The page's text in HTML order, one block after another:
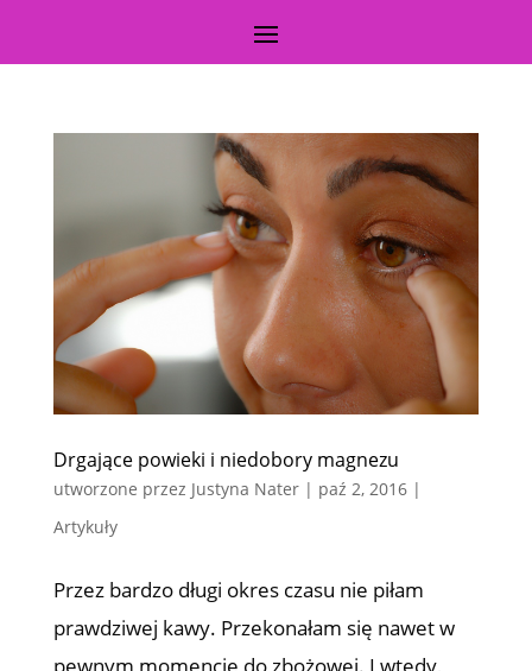
Drgające powieki i niedobory magnezu
utworzone przez Justyna Nater| paź 2, 2016|
Artykuły
Przez bardzo długi okres czasu nie piłam
prawdziwej kawy. Przekonałam się nawet w